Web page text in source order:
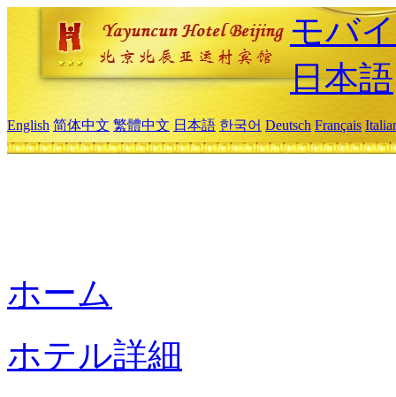
モバ
日本語
English 简体中文 繁體中文 日本語 한국어 Deutsch Français
ホーム
ホテル詳細